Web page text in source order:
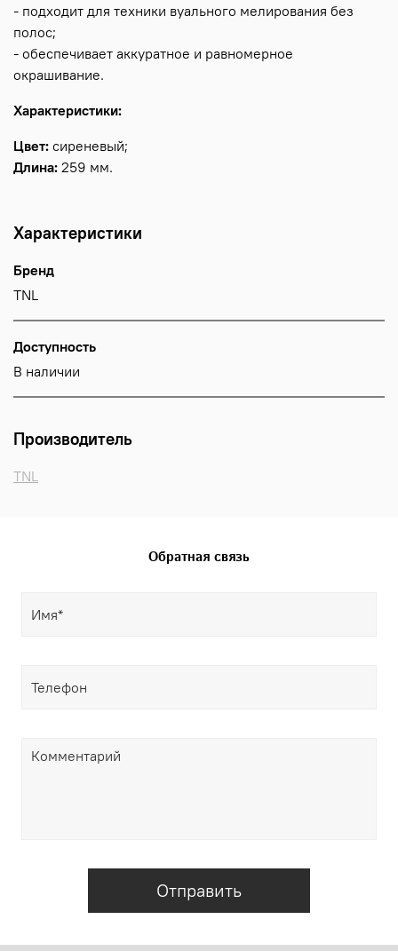
- подходит для техники вуального мелирования без
полос;
- обеспечивает аккуратное и равномерное
окрашивание.
Характеристики:
Цвет: сиреневый;
Длина: 259 мм.
Характеристики
Бренд
TNL
Доступность
В наличии
Производитель
TNL
Обратная связь
Отправить